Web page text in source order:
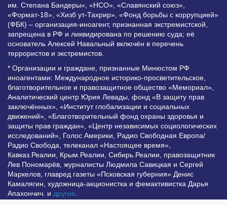
им. Степана Бандеры», «НСО», «Славянский союз»,
«Формат-18», «Хизб ут-Тахрир», «Фонд борьбы с коррупцией»
(ФБК) – организация-иноагент, признанная экстремистской,
запрещена в РФ и ликвидирована по решению суда; её
основатель Алексей Навальный включён в перечень
террористов и экстремистов.
* Организации и граждане, признанные Минюстом РФ
иноагентами: Международное историко-просветительское,
благотворительное и правозащитное общество «Мемориал»,
Аналитический центр Юрия Левады, фонд «В защиту прав
заключённых», «Институт глобализации и социальных
движений», «Благотворительный фонд охраны здоровья и
защиты прав граждан», «Центр независимых социологических
исследований», Голос Америки, Радио Свободная Европа/
Радио Свобода, телеканал «Настоящее время»,
Кавказ.Реалии, Крым.Реалии, Сибирь.Реалии, правозащитник
Лев Пономарёв, журналисты Людмила Савицкая и Сергей
Маркелов, главред газеты «Псковская губерния» Денис
Камалягин, художница-акционистка и фемактивистка Дарья
Апахончич. и другие